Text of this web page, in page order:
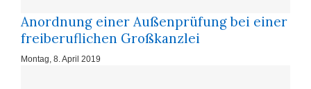
Anordnung einer Außenprüfung bei einer
freiberuflichen Großkanzlei
Montag, 8. April 2019